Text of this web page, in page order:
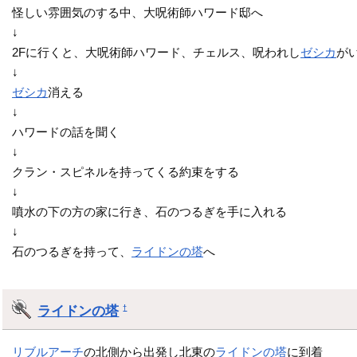
怪しい雰囲気のする中、大呪術師ハワード邸へ
↓
2Fに行くと、大呪術師ハワード、チェルス、呪われしゼシカが
↓
ゼシカ消える
↓
ハワードの話を聞く
↓
クラン・スピネルを持ってくる約束をする
↓
噴水の下の方の家に行き、石のつるぎを手に入れる
↓
石のつるぎを持って、 ライドンの塔へ
ライドンの塔 †
リブルアーチの北側から出発し北東のライドンの塔に到着